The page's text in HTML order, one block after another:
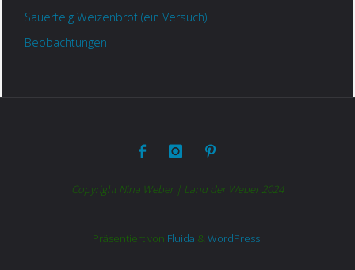
Sauerteig Weizenbrot (ein Versuch)
Beobachtungen
Copyright Nina Weber | Land der Weber 2024
Präsentiert von Fluida & WordPress.